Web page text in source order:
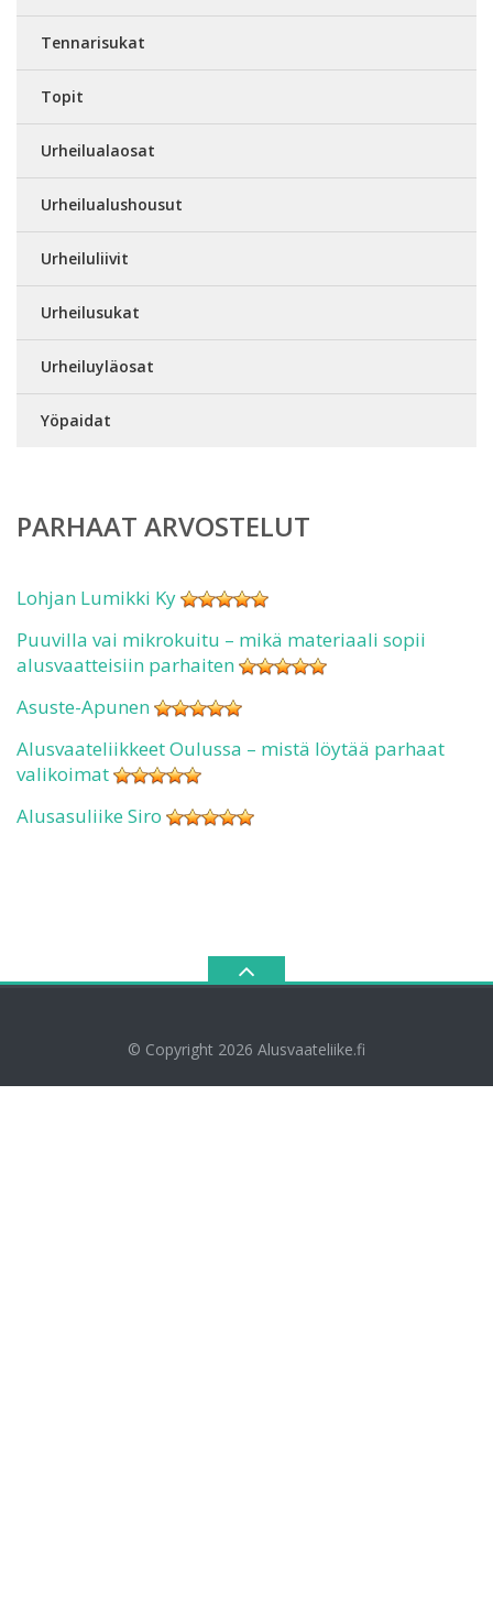
Tennarisukat
Topit
Urheilualaosat
Urheilualushousut
Urheiluliivit
Urheilusukat
Urheiluyläosat
Yöpaidat
PARHAAT ARVOSTELUT
Lohjan Lumikki Ky
Puuvilla vai mikrokuitu – mikä materiaali sopii
alusvaatteisiin parhaiten
Asuste-Apunen
Alusvaateliikkeet Oulussa – mistä löytää parhaat
valikoimat
Alusasuliike Siro
© Copyright 2026 Alusvaateliike.fi